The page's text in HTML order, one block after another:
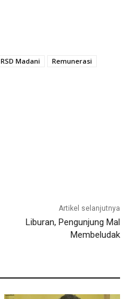
RSD Madani Remunerasi
Artikel selanjutnya
Liburan, Pengunjung Mal
Membeludak